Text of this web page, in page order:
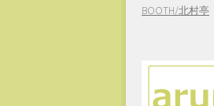
BOOTH/北村亭